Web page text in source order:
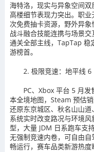
海特洛，现实与异象空间
高楼细节表现力突出。职
次免费抽卡资源，野外异象
战斗融合技能连携与场景
通关全部主线，TapTap 稳
游榜首。
2. 极限竞速：地平线 6
PC、Xbox 平台 5 月
本全境地图，Steam 预估
还原东京城区、秋名山山
系统实时改变路况与环境
型，大量 JDM 日系跑车支
无强制竞速内卷，可自由
畅运行，赛车品类新游热度